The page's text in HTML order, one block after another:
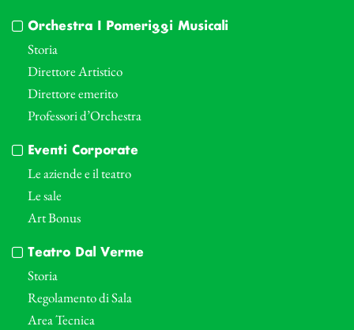
Orchestra I Pomeriggi Musicali
Storia
Direttore Artistico
Direttore emerito
Professori d’Orchestra
Eventi Corporate
Le aziende e il teatro
Le sale
Art Bonus
Teatro Dal Verme
Storia
Regolamento di Sala
Area Tecnica